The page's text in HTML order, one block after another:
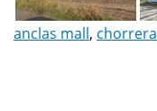
anclas mall, chorrera